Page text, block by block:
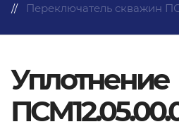
Переключатель скважин
Уплотнение